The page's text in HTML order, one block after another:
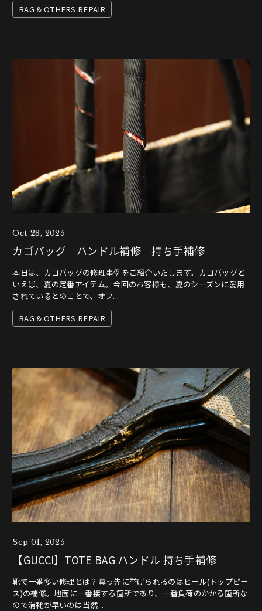
BAG & OTHERS REPAIR
Oct 28, 2025
カゴバッグ ハンドル補修 持ち手補修
本日は、カゴバッグの修理事例をご紹介いたします。カゴバッグと
いえば、夏の定番アイテム。今回のお客様も、夏のシーズンに愛用
されているとのことで、オフ...
BAG & OTHERS REPAIR
Sep 01, 2025
【GUCCI】TOTE BAG ハンドル 持ち手補修
靴で一番多い修理とは？真っ先に挙げられるのはヒール(トップピー
ス)の補修。地面に一番接する箇所であり、一番負荷のかかる箇所な
ので消耗が早いのは当然...